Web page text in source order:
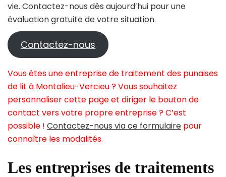
vie. Contactez-nous dès aujourd’hui pour une
évaluation gratuite de votre situation.
Contactez-nous
Vous êtes une entreprise de traitement des punaises
de lit à Montalieu-Vercieu ? Vous souhaitez
personnaliser cette page et diriger le bouton de
contact vers votre propre entreprise ? C’est
possible ! Contactez-nous via ce formulaire pour
connaître les modalités.
Les entreprises de traitements